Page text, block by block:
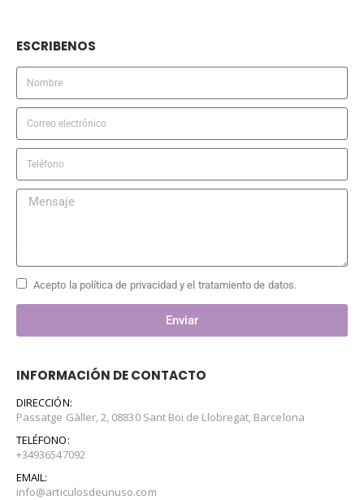
ESCRIBENOS
Acepto la política de privacidad y el tratamiento de datos.
Enviar
INFORMACIÓN DE CONTACTO
DIRECCIÓN:
Passatge Gàller, 2, 08830 Sant Boi de Llobregat, Barcelona
TELÉFONO:
+34936547092
EMAIL:
info@articulosdeunuso.com